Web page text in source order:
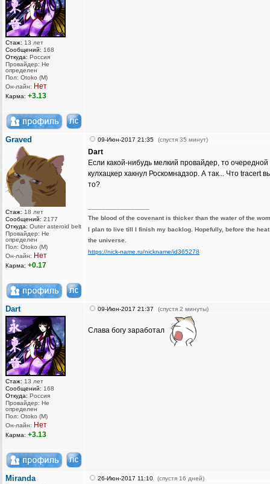
Стаж: 13 лет
Сообщений: 168
Откуда: Россия
Провайдер: Не
определен
Пол: Otoko (M)
Он-лайн: Нет
Карма: +3.13
Graved
Стаж: 18 лет
Сообщений: 2177
Откуда: Outer asteroid belt
Провайдер: Не
определен
Пол: Otoko (M)
Он-лайн: Нет
Карма: +0.17
09-Июн-2017 21:35 (спустя 35 минут)
Dart
Если какой-нибудь мелкий провайдер, то очередной
кулхацкер хакнул Роскомнадзор. А так... Что tracert
то?
The blood of the covenant is thicker than the water of the
I plan to live till I finish my backlog. Hopefully, before the
the universe.
https://nick-name.ru/nickname/id365278
Dart
Стаж: 13 лет
Сообщений: 168
Откуда: Россия
Провайдер: Не
определен
Пол: Otoko (M)
Он-лайн: Нет
Карма: +3.13
09-Июн-2017 21:37 (спустя 2 минуты)
Слава богу заработал
Miranda 26-Июн-2017 11:10 (спустя 16 дней)